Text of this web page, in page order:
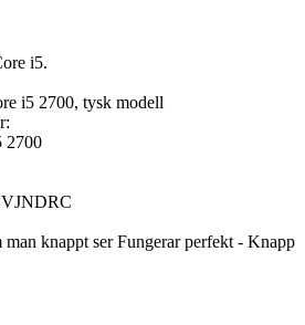
i5.
i5 2700, tysk modell
2700
man knappt ser Fungerar perfekt - Knapp